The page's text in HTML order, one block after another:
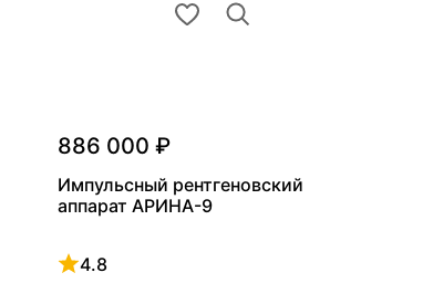
886 000 ₽
Импульсный рентгеновский
аппарат АРИНА-9
4.8
Рейтинг 4.8 из 5